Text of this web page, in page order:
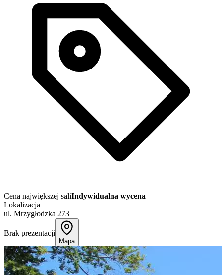
Cena największej saliIndywidualna wycena
Lokalizacja
ul. Mrzygłodzka 273
Brak prezentacji
Mapa